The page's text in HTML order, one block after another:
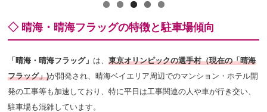
◇ 晴海・晴海フラッグの特徴と駐車場傾向
「晴海・晴海フラッグ」 は、東京オリンピックの選手村（現在の「晴海
フラッグ」)が開発され、晴海ベイエリア周辺でのマンション・ホテル開
発の工事等も加速しており、特に平日は工事関連の人や車が行き交い、
駐車場も混雑しています。